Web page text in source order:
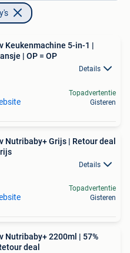
Keukenmachine 5-in-1 |
| OP = OP
Details
Topadvertentie
Gisteren
Nutribaby+ Grijs | Retour deal
Details
Topadvertentie
Gisteren
Nutribaby+ 2200ml | 57%
deal